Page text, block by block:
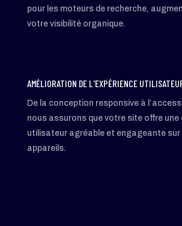
pour les moteurs de recherche,
votre visibilité organique.
AMÉLIORATION DE L'EXPÉRIENCE
De la conception responsive à
nous assurons que votre site offre une
utilisateur agréable et engageante sur
appareils.